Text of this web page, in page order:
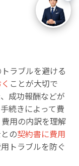
ラブルを避ける
ことが大切で
成功報酬などが
続きによって費
用の内訳を理解
の契約書に費用
トラブルを防ぐ